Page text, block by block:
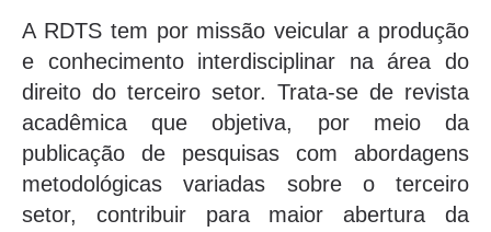
A RDTS tem por missão veicular a produção
e conhecimento interdisciplinar na área do
direito do terceiro setor. Trata-se de revista
acadêmica que objetiva, por meio da
publicação de pesquisas com abordagens
metodológicas variadas sobre o terceiro
setor, contribuir para maior abertura da